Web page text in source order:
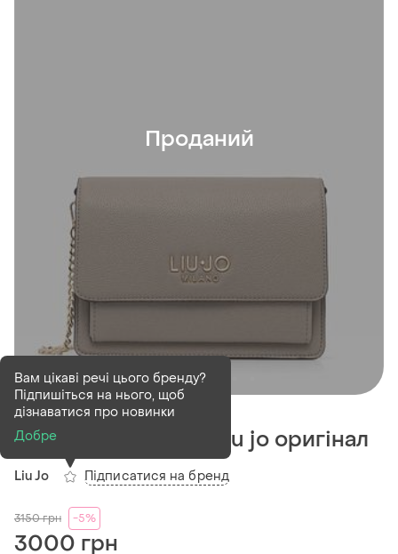
Проданий
Проданий
Брендова сумочка liu jo оригінал
Liu Jo
Вам цікаві речі цього бренду?
Підпишіться на нього, щоб
дізнаватися про новинки
Добре
Підписатися на бренд
3150грн -5%
3000 грн